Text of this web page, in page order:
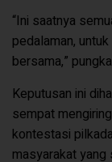
“Ini saatnya
pedalaman,
bersama,”
Keputusan ini
sempat
kontestasi
masyarakat yang